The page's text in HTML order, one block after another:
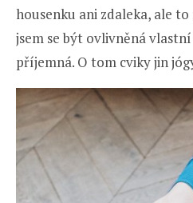
housenku ani zdaleka, ale
jsem se být ovlivněná
příjemná. O tom cviky jin